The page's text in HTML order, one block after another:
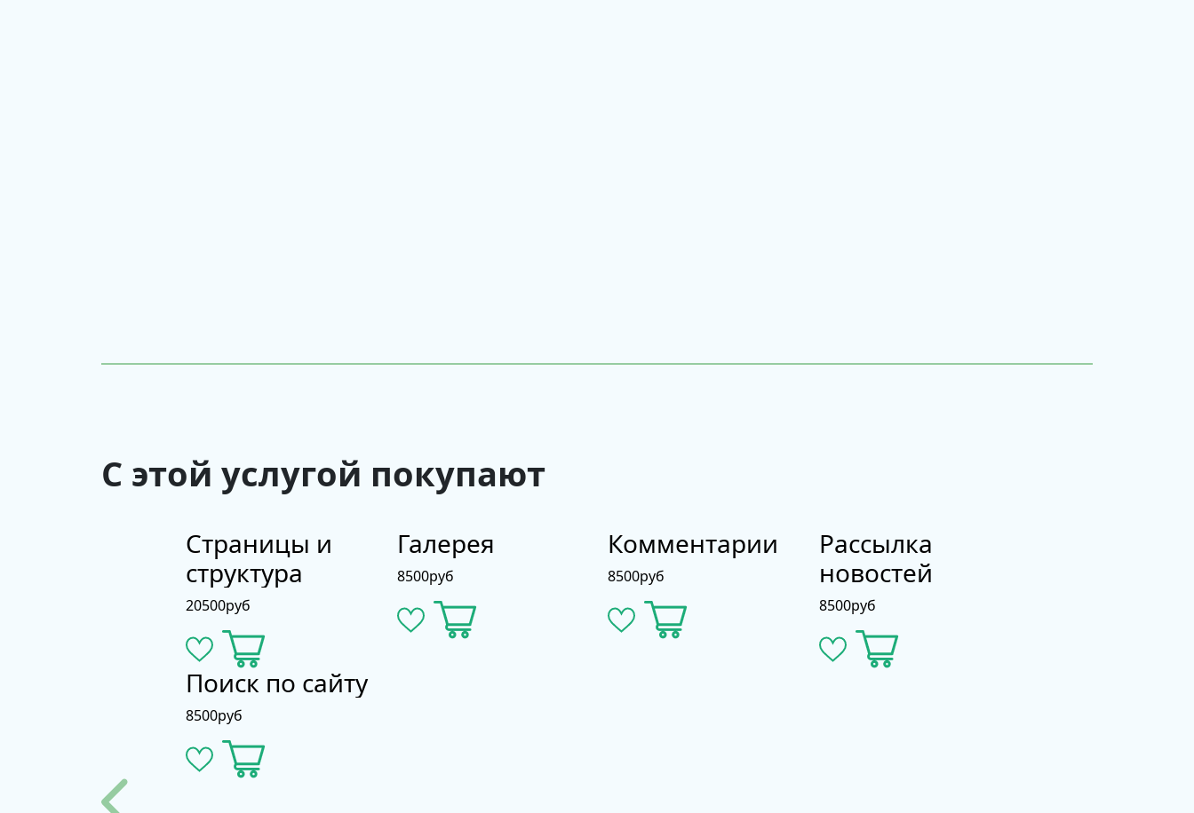
С этой услугой покупают
Страницы и
структура
20500руб
Галерея
8500руб
Комментарии
8500руб
Рассылка
новостей
8500руб
Поиск по сайту
8500руб